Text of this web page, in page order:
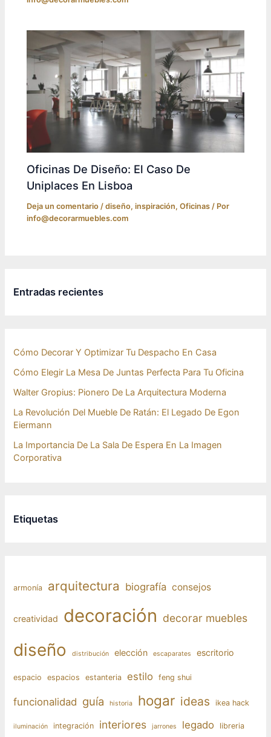
Oficinas De Diseño: El Caso De
Uniplaces En Lisboa
Deja un comentario /diseño,inspiración,Oficinas / Por
info@decorarmuebles.com
Entradas recientes
Cómo Decorar Y Optimizar Tu Despacho En Casa
Cómo Elegir La Mesa De Juntas Perfecta Para Tu Oficina
Walter Gropius: Pionero De La Arquitectura Moderna
La Revolución Del Mueble De Ratán: El Legado De Egon
Eiermann
La Importancia De La Sala De Espera En La Imagen
Corporativa
Etiquetas
armonía arquitectura biografía consejos
creatividad decoración decorar muebles
diseño distribución elección escaparates escritorio
espacio espacios estanteria estilo feng shui
funcionalidad guía historia hogar ideas ikea hack
iluminación integración interiores jarrones legado libreria